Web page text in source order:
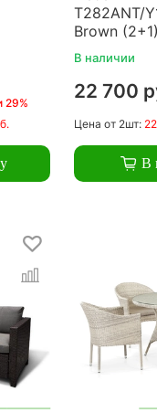
29%
T282ANT/
Brown (2+1)
В наличии
22 700
Цена от 2шт:
В